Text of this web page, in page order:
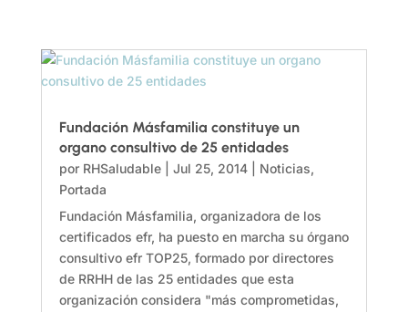
Fundación Másfamilia constituye un
organo consultivo de 25 entidades
por RHSaludable| Jul 25, 2014| Noticias,
Portada
Fundación Másfamilia, organizadora de los
certificados efr, ha puesto en marcha su órgano
consultivo efr TOP25, formado por directores
de RRHH de las 25 entidades que esta
organización considera "más comprometidas,